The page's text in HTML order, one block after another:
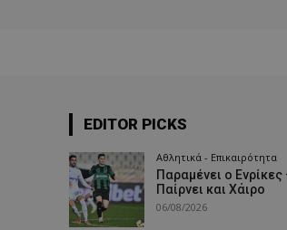
EDITOR PICKS
Αθλητικά - Επικαιρότητα
Παραμένει ο Ενρίκες
Παίρνει και Χάιρο
06/08/2026